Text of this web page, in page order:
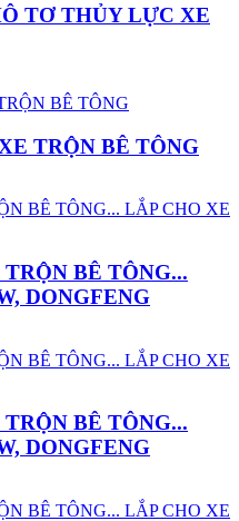
TƠ THỦY LỰC XE
TRỘN BÊ TÔNG
BÊ TÔNG...
DONGFENG
BÊ TÔNG...
DONGFENG